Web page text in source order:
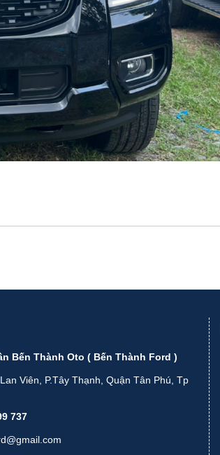
Bến Thành Oto ( Bến Thành Ford )
Viên, P.Tây Thạnh, Quận Tân Phú, Tp
737